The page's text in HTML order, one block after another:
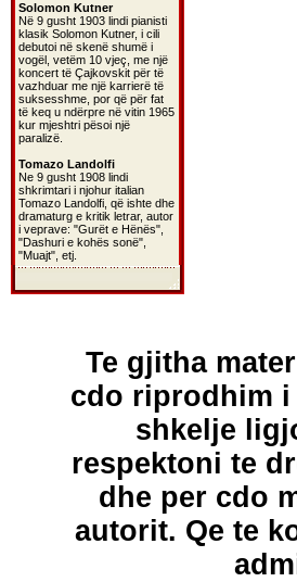
Solomon Kutner
Në 9 gusht 1903 lindi pianisti
klasik Solomon Kutner, i cili
debutoi në skenë shumë i
vogël, vetëm 10 vjeç, me një
koncert të Çajkovskit për të
vazhduar me një karrierë të
suksesshme, por që për fat
të keq u ndërpre në vitin 1965
kur mjeshtri pësoi një
paralizë.
Tomazo Landolfi
Ne 9 gusht 1908 lindi
shkrimtari i njohur italian
Tomazo Landolfi, që ishte dhe
dramaturg e kritik letrar, autor
i veprave: "Gurët e Hënës",
"Dashuri e kohës sonë",
"Muajt", etj.
Te gjitha
cdo riprodhim i
shkelje
respektoni te
dhe per cdo
autorit. Qe te